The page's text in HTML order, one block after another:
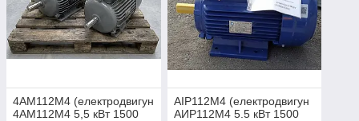
4АМ112М4 (електродвигун
4АМ112М4 5,5 кВт 1500
АІР112M4 (електродвигун
АИР112M4 5.5 кВт 1500